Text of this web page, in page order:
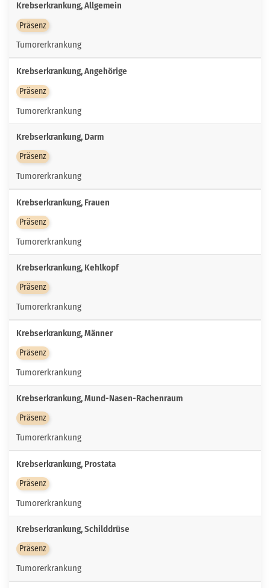
Krebserkrankung, Allgemein
Präsenz
Tumorerkrankung
Krebserkrankung, Angehörige
Präsenz
Tumorerkrankung
Krebserkrankung, Darm
Präsenz
Tumorerkrankung
Krebserkrankung, Frauen
Präsenz
Tumorerkrankung
Krebserkrankung, Kehlkopf
Präsenz
Tumorerkrankung
Krebserkrankung, Männer
Präsenz
Tumorerkrankung
Krebserkrankung, Mund-Nasen-Rachenraum
Präsenz
Tumorerkrankung
Krebserkrankung, Prostata
Präsenz
Tumorerkrankung
Krebserkrankung, Schilddrüse
Präsenz
Tumorerkrankung